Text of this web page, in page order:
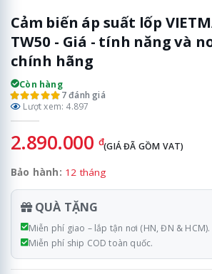
Cảm biến áp suất lốp
TW50 - Giá - tính năng và
chính hãng
Còn hàng
7 đánh giá
Lượt xem: 4.897
2.890.000 đ(GIÁ ĐÃ GỒM VAT)
Bảo hành: 12 tháng
QUÀ TẶNG
Miễn phí giao – lắp tận nơi (HN, ĐN & HCM).
Miễn phí ship COD toàn quốc.